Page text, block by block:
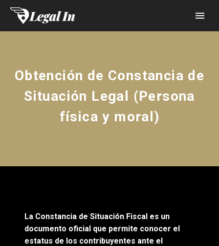
Obtención de Constancia de
Situación Legal (Persona
física y moral)
La Constancia de Situación Fiscal es un
documento oficial que permite conocer el
estatus de los contribuyentes ante el